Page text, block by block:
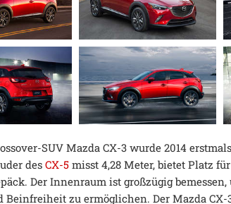
SUV Mazda CX-3 wurde 2014
desCX-5misst 4,28 Meter, bietet Platz
Der Innenraum ist großzügig
Beinfreiheit zu ermöglichen. Der Mazda